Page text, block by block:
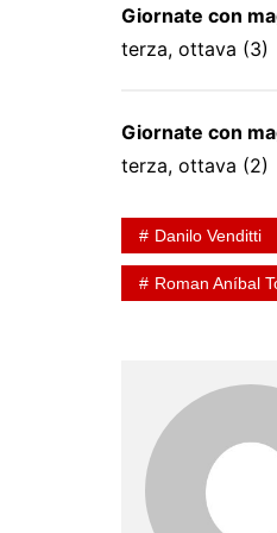
Giornate con
terza, ottava (3)
Giornate con
terza, ottava (2)
Danilo Venditti
Roman Aníbal